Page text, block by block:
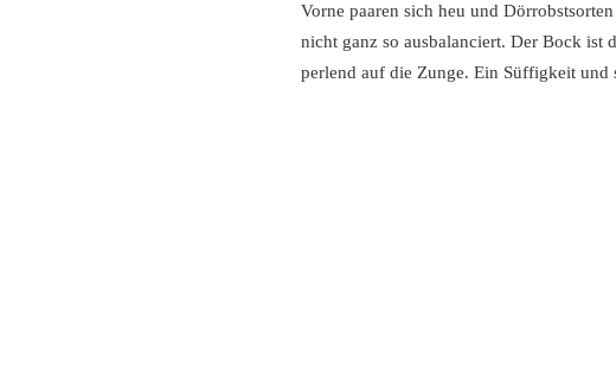
Vorne paaren sich heu und
nicht ganz so ausbalanciert. Der Bock
perlend auf die Zunge. Ein Süffigkeit und